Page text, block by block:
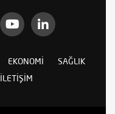
EKONOMI
SAĞLIK
İLETIŞIM